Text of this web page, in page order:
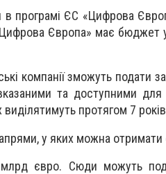
в програмі ЄС «Цифрова
Європа» має
компанії зможуть подати
та доступними
протягом 7
у яких можна отримати
євро. Сюди можуть